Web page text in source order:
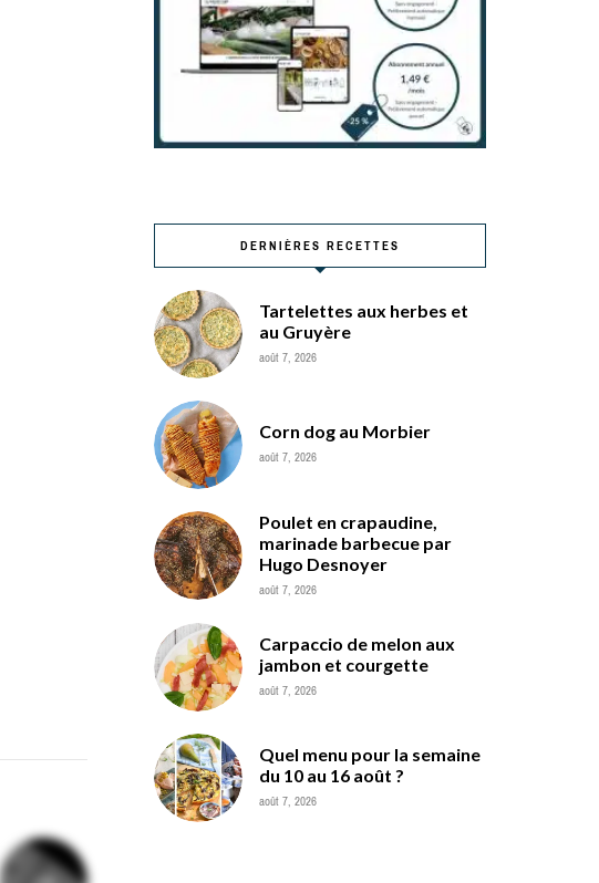
DERNIÈRES RECETTES
Tartelettes aux herbes et
au Gruyère
août 7, 2026
Corn dog au Morbier
août 7, 2026
Poulet en crapaudine,
marinade barbecue par
Hugo Desnoyer
août 7, 2026
Carpaccio de melon aux
jambon et courgette
août 7, 2026
Quel menu pour la semaine
du 10 au 16 août ?
août 7, 2026